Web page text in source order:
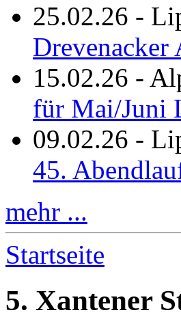
25.02.26 -
Drevenacker
15.02.26 -
für Mai/Juni
09.02.26 -
45.
mehr ...
Startseite
5. Xantener